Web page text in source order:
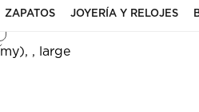
ZAPATOS JOYERÍA Y RELOJES